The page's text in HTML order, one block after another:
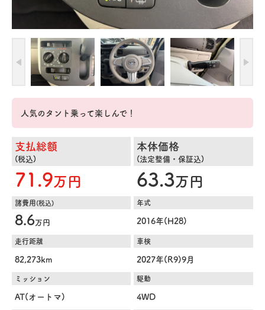
人気のタント乗って楽しんで！
支払総額
(税込)
71.9万円
本体価格
(法定整備・保証込)
63.3万円
諸費用(税込)
8.6万円
年式
2016年(H28)
走行距離
82,273km
車検
2027年(R9)9月
ミッション
AT(オートマ)
駆動
4WD